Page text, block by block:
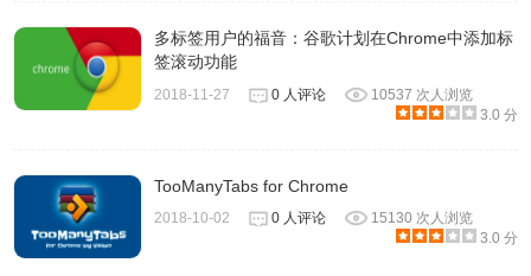
多标签用户的福音：谷歌计划在Chrome中添加标
签滚动功能
2018-11-27 0 人评论
10537 次人浏览
3.0 分
TooManyTabs for Chrome
2018-10-02 0 人评论
15130 次人浏览
3.0 分